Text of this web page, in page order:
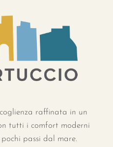
raffinata in un
tutti i comfort moderni
passi dal mare.